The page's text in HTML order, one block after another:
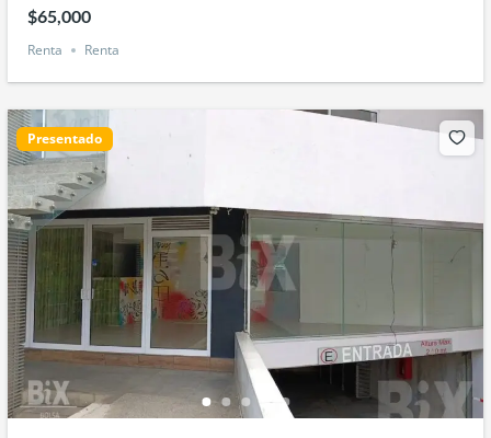
$65,000
Renta Renta
Presentado